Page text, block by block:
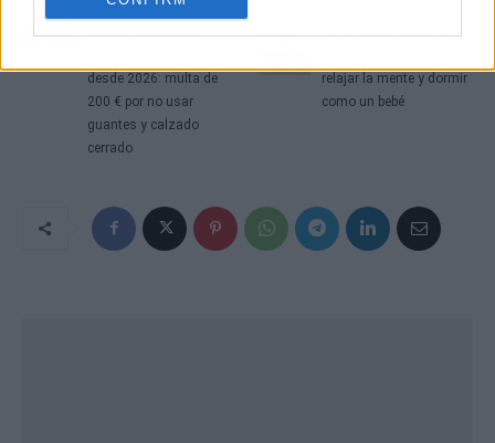
Artículo anterior
La DGT prohíbe los
desde 2026: multa de
200 € por no usar
guantes y calzado
cerrado
Yoga noche dormir: 6
relajar la mente y dormir
como un bebé